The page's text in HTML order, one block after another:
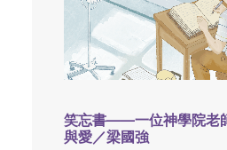
笑忘書——一位神學院老
與愛／梁國強